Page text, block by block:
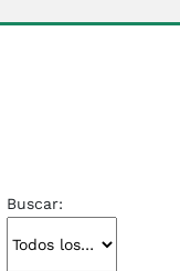
Buscar: